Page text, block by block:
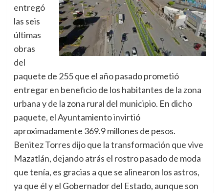
entregó
las seis
últimas
obras
del
paquete de 255 que el año pasado prometió
entregar en beneficio de los habitantes de la zona
urbana y de la zona rural del municipio. En dicho
paquete, el Ayuntamiento invirtió
aproximadamente 369.9 millones de pesos.
Benitez Torres dijo que la transformación que vive
Mazatlán, dejando atrás el rostro pasado de moda
que tenía, es gracias a que se alinearon los astros,
ya que él y el Gobernador del Estado, aunque son